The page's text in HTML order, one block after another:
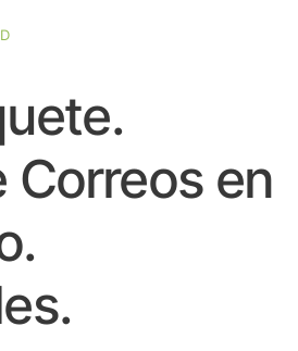
Correos en